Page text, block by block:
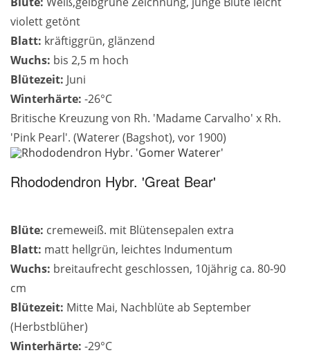
violett getönt
Blatt: kräftiggrün, glänzend
Wuchs: bis 2,5 m hoch
Blütezeit: Juni
Winterhärte: -26°C
Britische Kreuzung von Rh. 'Madame Carvalho' x Rh.
'Pink Pearl'. (Waterer (Bagshot), vor 1900)
Rhododendron Hybr. 'Great Bear'
Blüte: cremeweiß. mit Blütensepalen extra
Blatt: matt hellgrün, leichtes Indumentum
Wuchs: breitaufrecht geschlossen, 10jährig ca. 80-90
cm
Blütezeit: Mitte Mai, Nachblüte ab September
(Herbstblüher)
Winterhärte: -29°C